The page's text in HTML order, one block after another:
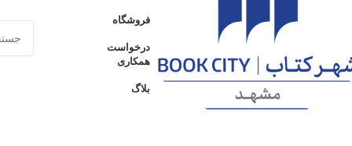
فروشگاه
درخواست
همکاری
بلاگ